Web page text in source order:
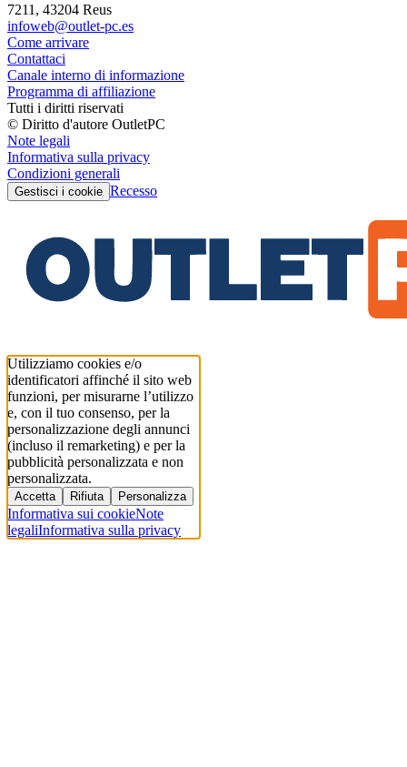
7211, 43204 Reus
infoweb@outlet-pc.es
Come arrivare
Contattaci
Canale interno di informazione
Programma di affiliazione
Tutti i diritti riservati
© Diritto d'autore OutletPC
Note legali
Informativa sulla privacy
Condizioni generali
Gestisci i cookie Recesso
Utilizziamo cookies e/o
identificatori affinché il sito web
funzioni, per misurarne l’utilizzo
e, con il tuo consenso, per la
personalizzazione degli annunci
(incluso il remarketing) e per la
pubblicità personalizzata e non
personalizzata.
Accetta Rifiuta Personalizza
Informativa sui cookieNote
legaliInformativa sulla privacy